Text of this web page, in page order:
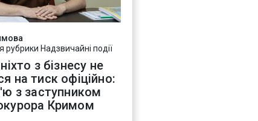
рубрики Надзвичайні події
з бізнесу не
на тиск офіційно:
з заступником
Кримом